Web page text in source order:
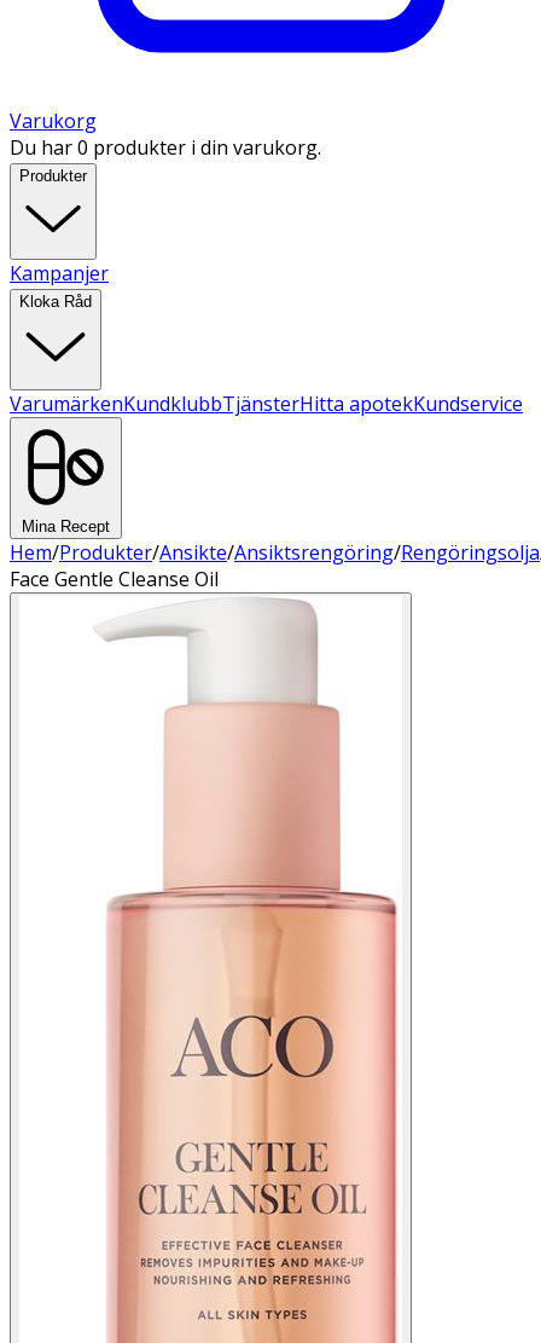
Varukorg
Du har 0 produkter i din varukorg.
Produkter
Kampanjer
Kloka Råd
VarumärkenKundklubbTjänsterHitta apotekKundservice
Mina Recept
Hem/Produkter/Ansikte/Ansiktsrengöring/Rengöringsolja
Face Gentle Cleanse Oil